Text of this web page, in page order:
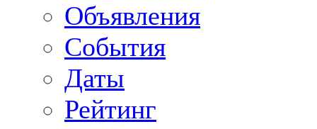
Объявления
События
Даты
Рейтинг